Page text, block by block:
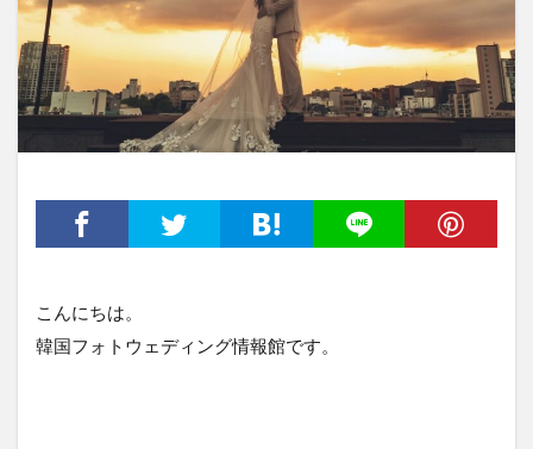
こんにちは。
韓国フォトウェディング情報館です。